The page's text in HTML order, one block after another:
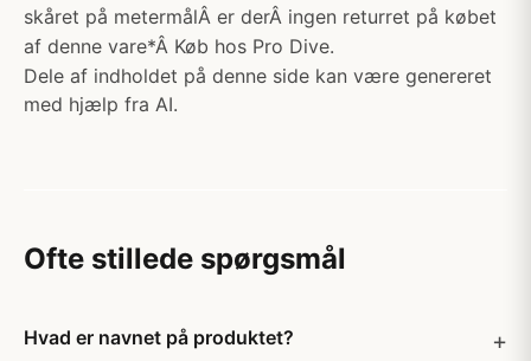
skåret på metermålÂ er derÂ ingen returret på købet
af denne vare*Â Køb hos Pro Dive.
Dele af indholdet på denne side kan være genereret
med hjælp fra AI.
Ofte stillede spørgsmål
Hvad er navnet på produktet?